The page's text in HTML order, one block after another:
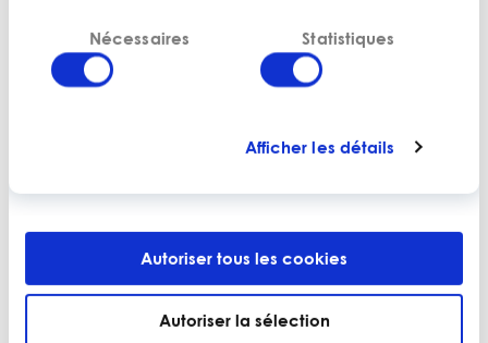
consentement
Nécessaires Statistiques
Afficher les détails
Autoriser tous les cookies
Autoriser la sélection
PARTAGER
17.07.17
FISCALITÉ
Fiscalité et compensations